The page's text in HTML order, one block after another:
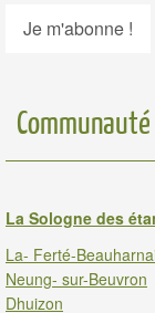
La Sologne des
La- Ferté-
Neung- sur-Beuvron
Dhuizon